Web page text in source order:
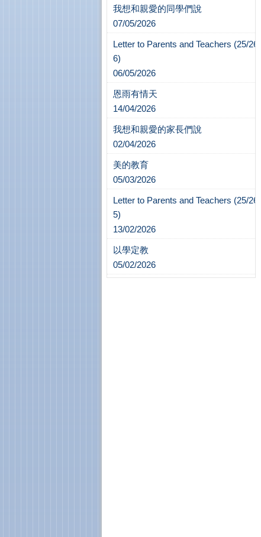
我想和親愛的同學們說
07/05/2026
Letter to Parents and Teachers (25/26-
6)
06/05/2026
恩雨有情天
14/04/2026
我想和親愛的家長們說
02/04/2026
美的教育
05/03/2026
Letter to Parents and Teachers (25/26-
5)
13/02/2026
以學定教
05/02/2026